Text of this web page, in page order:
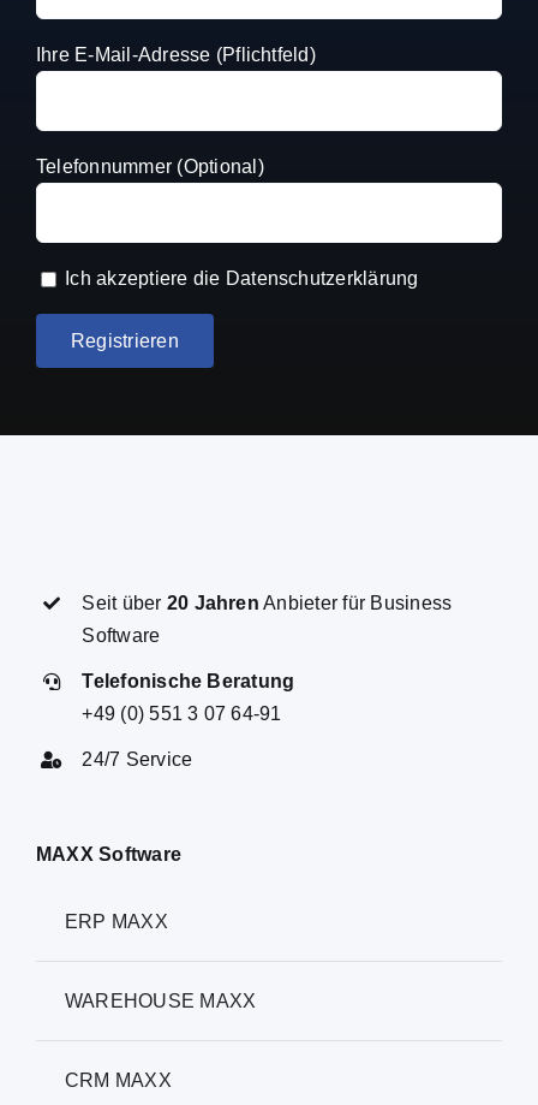
Ihre E-Mail-Adresse (Pflichtfeld)
Telefonnummer (Optional)
Ich akzeptiere die Datenschutzerklärung
Seit über 20 Jahren Anbieter für Business
Software
Telefonische Beratung
+49 (0) 551 3 07 64-91
24/7 Service
MAXX Software
ERP MAXX
WAREHOUSE MAXX
CRM MAXX